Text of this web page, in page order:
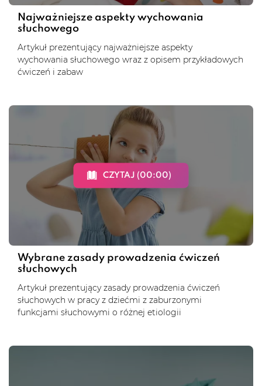
Najważniejsze aspekty wychowania
słuchowego
Artykuł prezentujący najważniejsze aspekty
wychowania słuchowego wraz z opisem przykładowych
ćwiczeń i zabaw
CZYTAJ (00:00)
Wybrane zasady prowadzenia ćwiczeń
słuchowych
Artykuł prezentujący zasady prowadzenia ćwiczeń
słuchowych w pracy z dziećmi z zaburzonymi
funkcjami słuchowymi o różnej etiologii